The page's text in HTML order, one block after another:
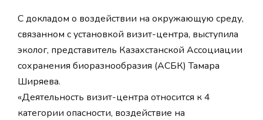
С докладом о воздействии на окружающую среду,
связанном с установкой визит-центра, выступила
эколог, представитель Казахстанской Ассоциации
сохранения биоразнообразия (АСБК) Тамара
Ширяева.
«Деятельность визит-центра относится к 4
категории опасности, воздействие на